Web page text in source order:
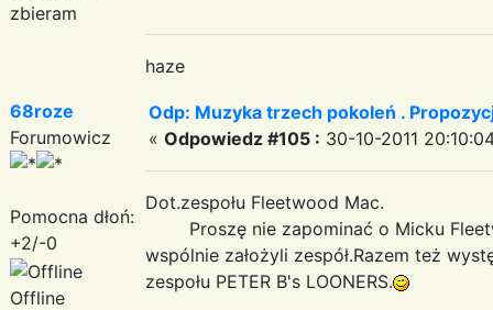
zbieram
haze
68roze
Forumowicz
Pomocna dłoń:
+2/-0
Offline
Odp: Muzyka trzech pokoleń .
« Odpowiedz #105 : 30-10-2011
Dot.zespołu
Proszę nie zapominać o Micku
wspólnie założyli zespół.Razem też
zespołu PETER B's LOONERS.